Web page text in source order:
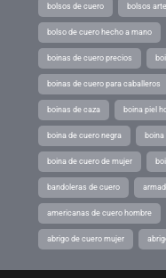
bolsos de cuero bolsos
bolso de cuero hecho a mano
boinas de cuero precios
boinas de cuero para caballeros
boinas de caza boina piel
boina de cuero negra
boina de cuero de mujer
bandoleras de cuero
americanas de cuero hombre
abrigo de cuero mujer